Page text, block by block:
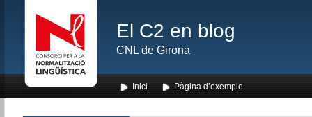
El C2 en blog
CNL de Girona
Inici Pàgina d’exemple